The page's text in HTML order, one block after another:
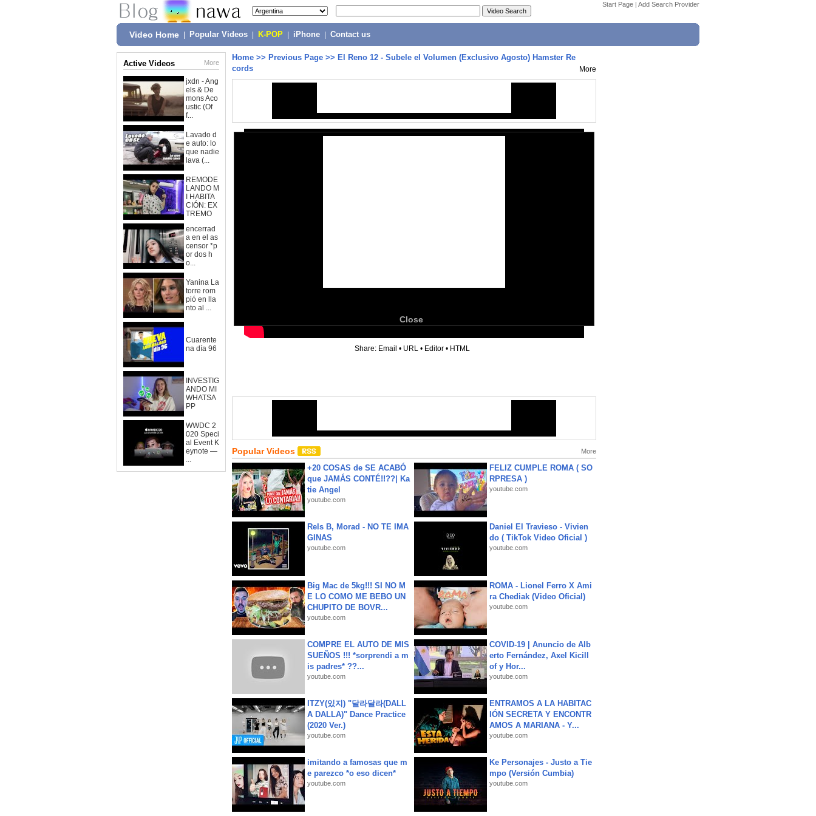
Start Page | Add Search Provider
Video Home Popular Videos K-POP iPhone Contact us
Active Videos More
jxdn - Ang
els & De
mons Aco
ustic (Of
f...
Lavado d
e auto: lo
que nadie
lava (...
REMODE
LANDO M
I HABITA
CIÓN: EX
TREMO
encerrad
a en el as
censor *p
or dos h
o...
Yanina La
torre rom
pió en lla
nto al ...
Cuarente
na día 96
INVESTIG
ANDO MI
WHATSA
PP
WWDC 2
020 Speci
al Event K
eynote —
...
Home >> Previous Page >> El Reno 12 - Subele el Volumen (Exclusivo Agosto) Hamster Re
cords
More
Close
Share: Email • URL • Editor • HTML
Popular Videos More
+20 COSAS de SE ACABÓ
que JAMÁS CONTÉ!!??| Ka
tie Angel
youtube.com
FELIZ CUMPLE ROMA ( SO
RPRESA )
youtube.com
Rels B, Morad - NO TE IMA
GINAS
youtube.com
Daniel El Travieso - Vivien
do ( TikTok Video Oficial )
youtube.com
Big Mac de 5kg!!! SI NO M
E LO COMO ME BEBO UN
CHUPITO DE BOVR...
youtube.com
ROMA - Lionel Ferro X Ami
ra Chediak (Video Oficial)
youtube.com
COMPRE EL AUTO DE MIS
SUEÑOS !!! *sorprendi a m
is padres* ??...
youtube.com
COVID-19 | Anuncio de Alb
erto Fernández, Axel Kicill
of y Hor...
youtube.com
ITZY(있지) "달라달라(DALL
A DALLA)" Dance Practice
(2020 Ver.)
youtube.com
ENTRAMOS A LA HABITAC
IÓN SECRETA Y ENCONTR
AMOS A MARIANA - Y...
youtube.com
imitando a famosas que m
e parezco *o eso dicen*
youtube.com
Ke Personajes - Justo a Tie
mpo (Versión Cumbia)
youtube.com